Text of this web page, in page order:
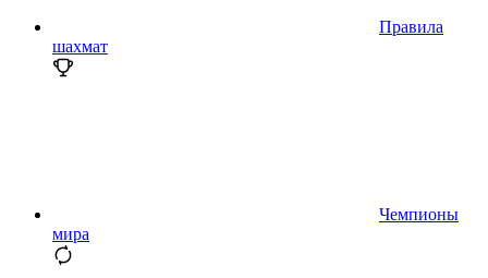
Правила
шахмат
Чемпионы
мира